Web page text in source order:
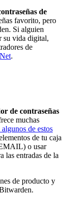
de
favorito, pero
Si alguien
su vida digital,
de
.
de contraseñas
muchas
de estos
de tu caja
o usar
las entradas de la
de producto y